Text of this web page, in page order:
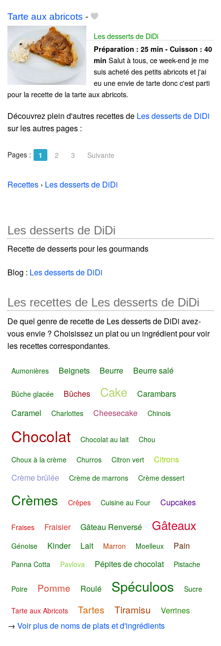
Tarte aux abricots -
Les desserts de DiDi
Préparation : 25 min - Cuisson : 40
min Salut à tous, ce week-end je me
suis acheté des petits abricots et j'ai
eu une envie de tarte donc c'est parti
pour la recette de la tarte aux abricots.
Découvrez plein d'autres recettes de Les desserts de DiDi
sur les autres pages :
Pages : 1 2 3 Suivante
Recettes › Les desserts de DiDi
Les desserts de DiDi
Recette de desserts pour les gourmands
Blog : Les desserts de DiDi
Les recettes de Les desserts de DiDi
De quel genre de recette de Les desserts de DiDi avez-
vous envie ? Choisissez un plat ou un ingrédient pour voir
les recettes correspondantes.
Aumonières Beignets Beurre Beurre salé
Bûche glacée Bûches Cake
Carambars
Caramel
Charlottes Cheesecake Chinois
Chocolat Chocolat au lait Chou
Choux à la crème Churros Citron vert
Citrons
Crème brûlée
Crème de marrons Crème dessert
Crèmes Crêpes Cuisine au Four Cupcakes
Fraises Fraisier Gâteau Renversé Gâteaux
Génoise Kinder Lait Marron Moelleux Pain
Panna Cotta Pavlova Pépites de chocolat Pistache
Poire Pomme Roulé Spéculoos Sucre
Tarte aux Abricots Tartes Tiramisu
Verrines
→ Voir plus de noms de plats et d'ingrédients